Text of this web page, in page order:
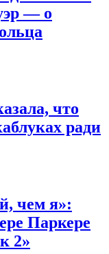
— о
что
ради
чем я»:
Паркере
2»